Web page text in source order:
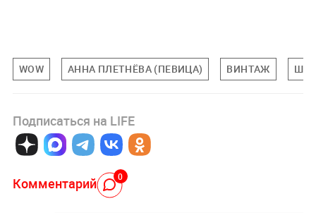
WOW АННА ПЛЕТНЁВА (ПЕВИЦА) ВИНТАЖ
Подписаться на LIFE
Комментарий 0